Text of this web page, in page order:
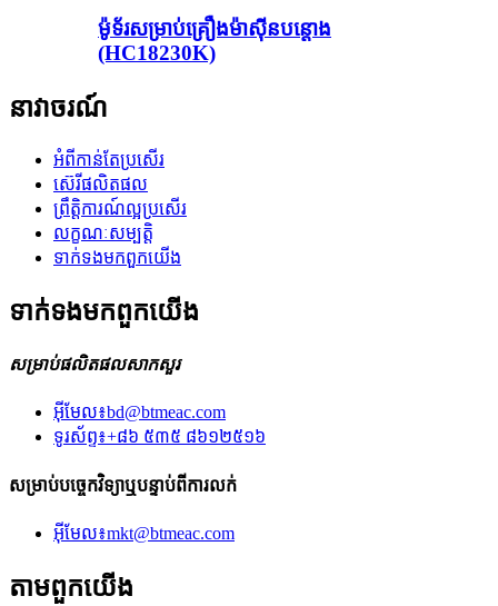
ម៉ូទ័រសម្រាប់គ្រឿងម៉ាស៊ីនបន្តោង
(HC18230K)
នាវាចរណ៍
អំពីកាន់តែប្រសើរ
ស៊េរីផលិតផល
ព្រឹត្តិការណ៍ល្អប្រសើរ
លក្ខណៈ​សម្បត្តិ
ទាក់ទង​មក​ពួក​យើង
ទាក់ទង​មក​ពួក​យើង
សម្រាប់ផលិតផលសាកសួរ
អ៊ីមែល៖bd@btmeac.com
ទូរស័ព្ទ៖+៨៦ ៥៣៥ ៨៦១២៥១៦
សម្រាប់បច្ចេកវិទ្យាឬបន្ទាប់ពីការលក់
អ៊ីមែល៖mkt@btmeac.com
តាម​ពួក​យើង